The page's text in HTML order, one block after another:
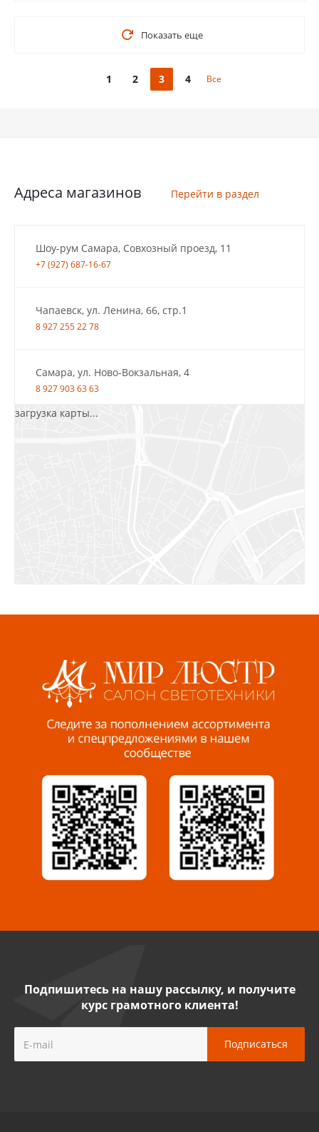
Показать еще
1 2 3 4 Все
Адреса магазинов Перейти в раздел
Шоу-рум Самара, Совхозный проезд, 11
+7 (927) 687-16-67
Чапаевск, ул. Ленина, 66, стр.1
8 927 255 22 78
Самара, ул. Ново-Вокзальная, 4
8 927 903 63 63
Пенза, ул. Пролетарская, 61 ТЦ "Стройбери"
Миасс, ул. Романенко, 95
8 922 500 30 39
Сызрань, ул. Декабристов, 1А
8 927 009 54 63
Саратов, ул. Танкистов, 37 (БЦ «Дикомп»)
Нефтекамск, ул. Ленина, 62
8 927 960 61 02
загрузка карты...
Подпишитесь на нашу рассылку, и получите
курс грамотного клиента!